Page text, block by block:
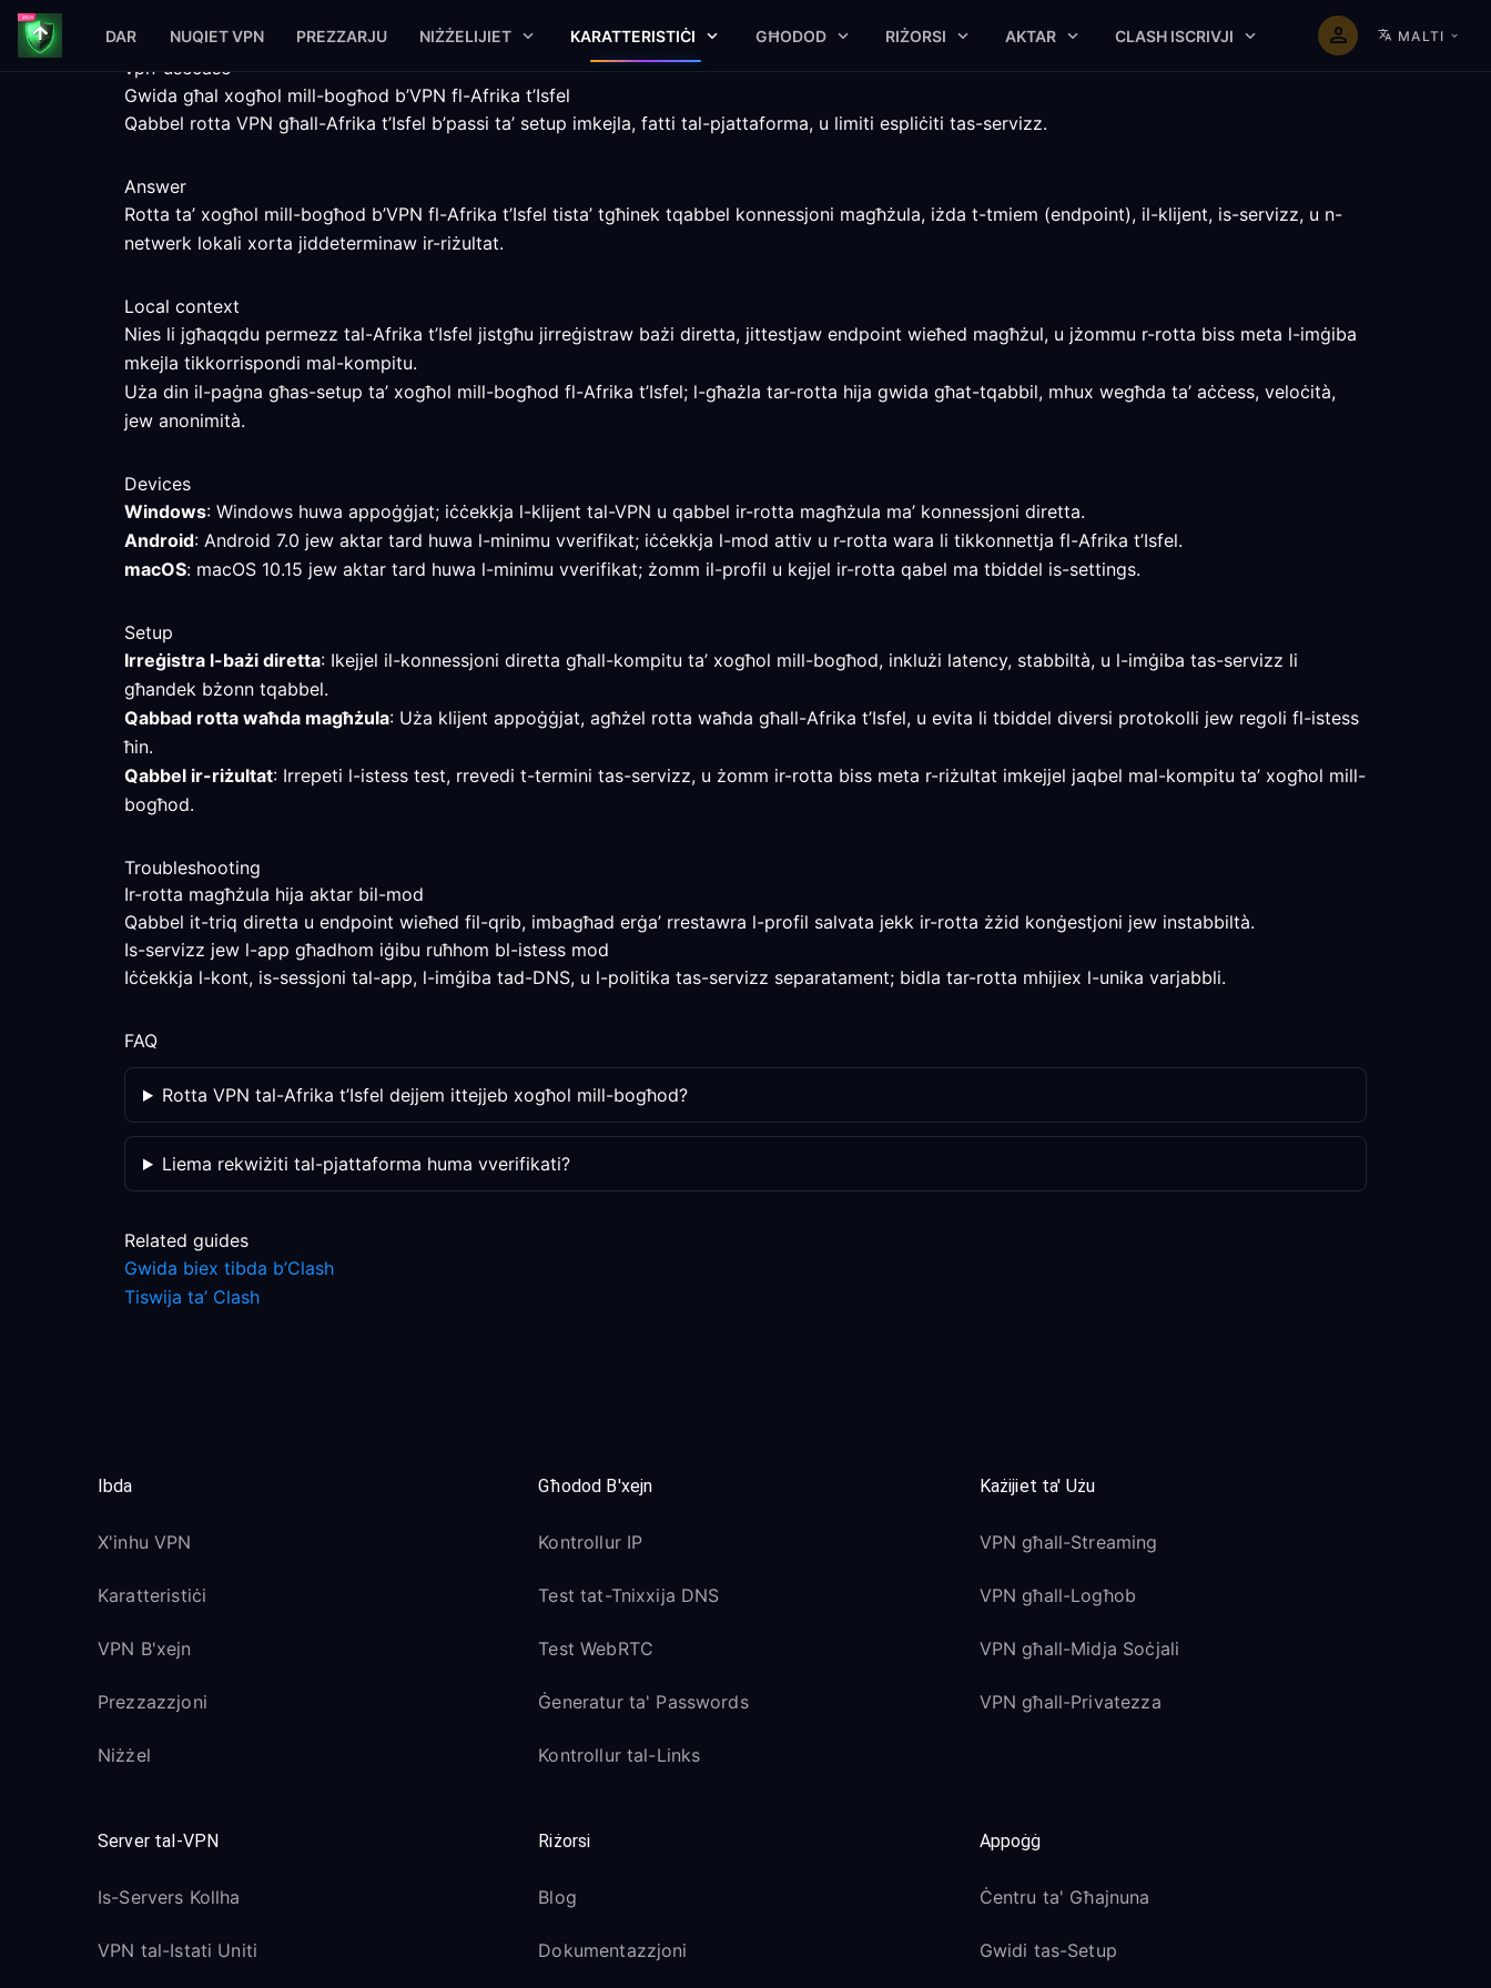
DAR NUQIET VPN PREZZARJU NIŻŻELIJIET KARATTERISTIĊI GĦODOD RIŻORSI AKTAR CLASH ISCRIVJI MALTI
vpn-usecase
Gwida għal xogħol mill-bogħod b’VPN fl-Afrika t’Isfel
Qabbel rotta VPN għall-Afrika t’Isfel b’passi ta’ setup imkejla, fatti tal-pjattaforma, u limiti espliċiti tas-servizz.
Answer
Rotta ta’ xogħol mill-bogħod b’VPN fl-Afrika t’Isfel tista’ tgħinek tqabbel konnessjoni magħżula, iżda t-tmiem (endpoint), il-klijent, is-servizz, u n-
netwerk lokali xorta jiddeterminaw ir-riżultat.
Local context
Nies li jgħaqqdu permezz tal-Afrika t’Isfel jistgħu jirreġistraw bażi diretta, jittestjaw endpoint wieħed magħżul, u jżommu r-rotta biss meta l-imġiba
mkejla tikkorrispondi mal-kompitu.
Uża din il-paġna għas-setup ta’ xogħol mill-bogħod fl-Afrika t’Isfel; l-għażla tar-rotta hija gwida għat-tqabbil, mhux wegħda ta’ aċċess, veloċità,
jew anonimità.
Devices
Windows: Windows huwa appoġġjat; iċċekkja l-klijent tal-VPN u qabbel ir-rotta magħżula ma’ konnessjoni diretta.
Android: Android 7.0 jew aktar tard huwa l-minimu vverifikat; iċċekkja l-mod attiv u r-rotta wara li tikkonnettja fl-Afrika t’Isfel.
macOS: macOS 10.15 jew aktar tard huwa l-minimu vverifikat; żomm il-profil u kejjel ir-rotta qabel ma tbiddel is-settings.
Setup
Irreġistra l-bażi diretta: Ikejjel il-konnessjoni diretta għall-kompitu ta’ xogħol mill-bogħod, inklużi latency, stabbiltà, u l-imġiba tas-servizz li
għandek bżonn tqabbel.
Qabbad rotta waħda magħżula: Uża klijent appoġġjat, agħżel rotta waħda għall-Afrika t’Isfel, u evita li tbiddel diversi protokolli jew regoli fl-istess
ħin.
Qabbel ir-riżultat: Irrepeti l-istess test, rrevedi t-termini tas-servizz, u żomm ir-rotta biss meta r-riżultat imkejjel jaqbel mal-kompitu ta’ xogħol mill-
bogħod.
Troubleshooting
Ir-rotta magħżula hija aktar bil-mod
Qabbel it-triq diretta u endpoint wieħed fil-qrib, imbagħad erġa’ rrestawra l-profil salvata jekk ir-rotta żżid konġestjoni jew instabbiltà.
Is-servizz jew l-app għadhom iġibu ruħhom bl-istess mod
Iċċekkja l-kont, is-sessjoni tal-app, l-imġiba tad-DNS, u l-politika tas-servizz separatament; bidla tar-rotta mhijiex l-unika varjabbli.
FAQ
Rotta VPN tal-Afrika t’Isfel dejjem ittejjeb xogħol mill-bogħod?
Liema rekwiżiti tal-pjattaforma huma vverifikati?
Related guides
Gwida biex tibda b’Clash
Tiswija ta’ Clash
Ibda
X'inhu VPN
Karatteristiċi
VPN B'xejn
Prezzazzjoni
Niżżel
Għodod B'xejn
Kontrollur IP
Test tat-Tnixxija DNS
Test WebRTC
Ġeneratur ta' Passwords
Kontrollur tal-Links
Każijiet ta' Użu
VPN għall-Streaming
VPN għall-Logħob
VPN għall-Midja Soċjali
VPN għall-Privatezza
Server tal-VPN
Is-Servers Kollha
VPN tal-Istati Uniti
Riżorsi
Blog
Dokumentazzjoni
Appoġġ
Ċentru ta' Għajnuna
Gwidi tas-Setup